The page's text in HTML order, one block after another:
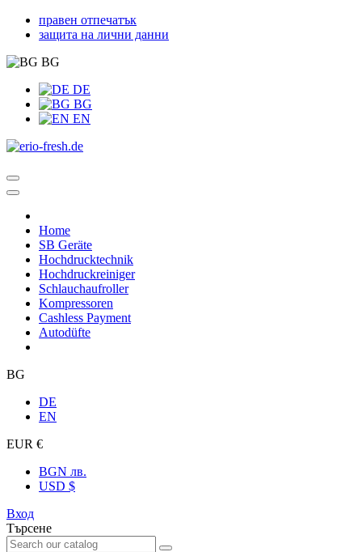
правен отпечатък
защита на лични данни
BG
DE
BG
EN
Home
SB Geräte
Hochdrucktechnik
Hochdruckreiniger
Schlauchaufroller
Kompressoren
Cashless Payment
Autodüfte
BG
DE
EN
EUR €
BGN лв.
USD $
Вход
Търсене